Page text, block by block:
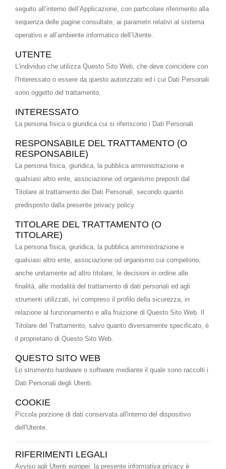
seguito all’interno dell’Applicazione, con particolare riferimento alla
sequenza delle pagine consultate, ai parametri relativi al sistema
operativo e all’ambiente informatico dell’Utente.
UTENTE
L'individuo che utilizza Questo Sito Web, che deve coincidere con
l'Interessato o essere da questo autorizzato ed i cui Dati Personali
sono oggetto del trattamento.
INTERESSATO
La persona fisica o giuridica cui si riferiscono i Dati Personali.
RESPONSABILE DEL TRATTAMENTO (O
RESPONSABILE)
La persona fisica, giuridica, la pubblica amministrazione e
qualsiasi altro ente, associazione od organismo preposti dal
Titolare al trattamento dei Dati Personali, secondo quanto
predisposto dalla presente privacy policy.
TITOLARE DEL TRATTAMENTO (O
TITOLARE)
La persona fisica, giuridica, la pubblica amministrazione e
qualsiasi altro ente, associazione od organismo cui competono,
anche unitamente ad altro titolare, le decisioni in ordine alle
finalità, alle modalità del trattamento di dati personali ed agli
strumenti utilizzati, ivi compreso il profilo della sicurezza, in
relazione al funzionamento e alla fruizione di Questo Sito Web. Il
Titolare del Trattamento, salvo quanto diversamente specificato, è
il proprietario di Questo Sito Web.
QUESTO SITO WEB
Lo strumento hardware o software mediante il quale sono raccolti i
Dati Personali degli Utenti.
COOKIE
Piccola porzione di dati conservata all'interno del dispositivo
dell'Utente.
RIFERIMENTI LEGALI
Avviso agli Utenti europei: la presente informativa privacy è